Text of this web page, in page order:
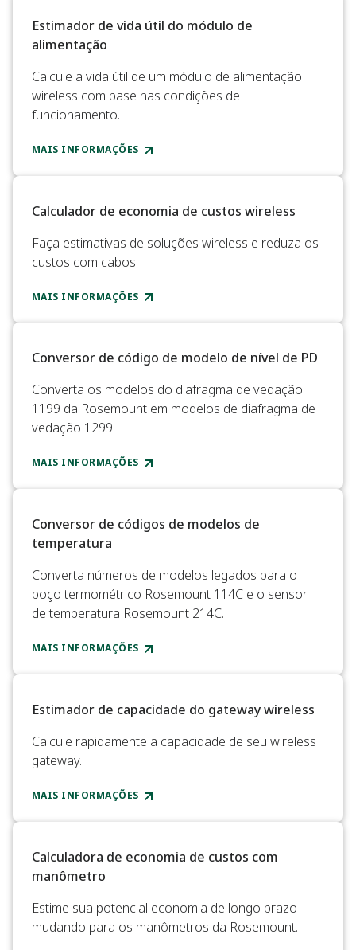
Estimador de vida útil do módulo de
alimentação
Calcule a vida útil de um módulo de alimentação
wireless com base nas condições de
funcionamento.
MAIS INFORMAÇÕES
Calculador de economia de custos wireless
Faça estimativas de soluções wireless e reduza os
custos com cabos.
MAIS INFORMAÇÕES
Conversor de código de modelo de nível de PD
Converta os modelos do diafragma de vedação
1199 da Rosemount em modelos de diafragma de
vedação 1299.
MAIS INFORMAÇÕES
Conversor de códigos de modelos de
temperatura
Converta números de modelos legados para o
poço termométrico Rosemount 114C e o sensor
de temperatura Rosemount 214C.
MAIS INFORMAÇÕES
Estimador de capacidade do gateway wireless​
Calcule rapidamente a capacidade de seu wireless
gateway.​
MAIS INFORMAÇÕES
Calculadora de economia de custos com
manômetro
Estime sua potencial economia de longo prazo
mudando para os manômetros da Rosemount.